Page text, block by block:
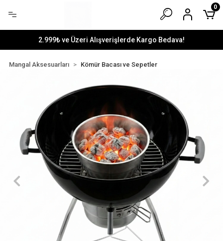
2.999₺ ve Üzeri Alışverişlerde Kargo Bedava!
0
Mangal Aksesuarları Kömür Bacası ve Sepetler